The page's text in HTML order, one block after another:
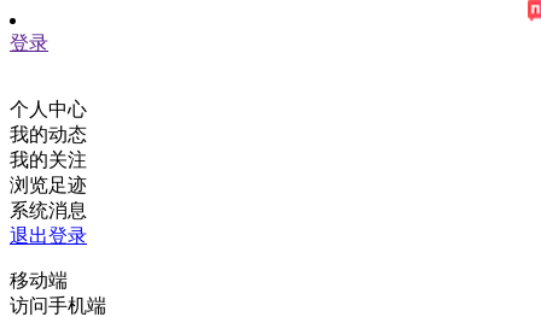
登录
个人中心
我的动态
我的关注
浏览足迹
系统消息
退出登录
移动端
访问手机端